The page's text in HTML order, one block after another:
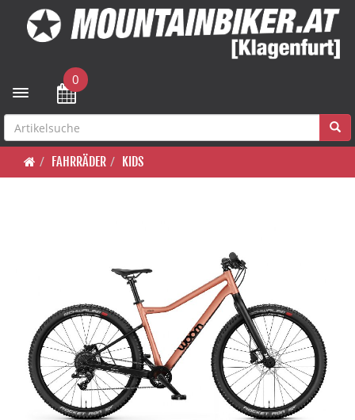
Toggle navigation
0
FAHRRÄDER KIDS